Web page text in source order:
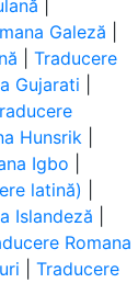
Galeză
|Traducere
Gujarati
Hunsrik
Igbo
latină)
Islandeză
Romana
|Traducere